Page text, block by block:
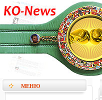
МЕНЮ